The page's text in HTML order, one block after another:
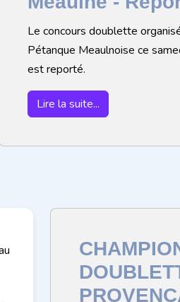
Le concours doublette
Pétanque Meaulnoise ce
est reporté.
Lire la suite...